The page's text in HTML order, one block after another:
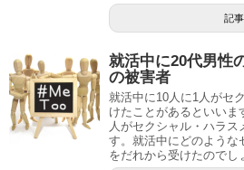
記
就活中に20代男性
の被害者
就活中に10人に1人がセ
けたことがあるといいま
人がセクシャル・ハラ
す。就活中にどのような
をだれから受けたのでし